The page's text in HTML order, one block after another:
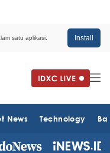
satu aplikasi. Install
News Technology